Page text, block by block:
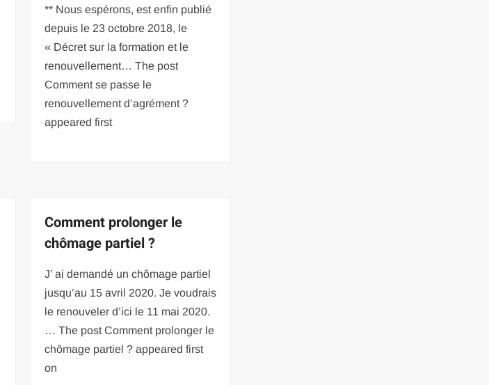
** Nous espérons, est enfin publié
depuis le 23 octobre 2018, le
« Décret sur la formation et le
renouvellement… The post
Comment se passe le
renouvellement d’agrément ?
appeared first
Comment prolonger le
chômage partiel ?
J’ ai demandé un chômage partiel
jusqu’au 15 avril 2020. Je voudrais
le renouveler d’ici le 11 mai 2020.
… The post Comment prolonger le
chômage partiel ? appeared first
on